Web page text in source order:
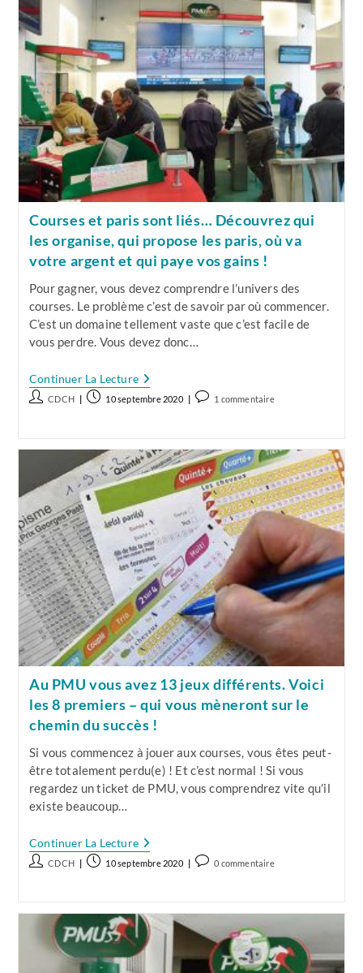
5
Grâce
Au
Seul
Pari
Qui
Annonce
Votre
Gain
Potentiel
Courses et paris sont liés… Découvrez qui
les organise, qui propose les paris, où va
votre argent et qui paye vos gains !
Pour gagner, vous devez comprendre l’univers des
courses. Le problème c’est de savoir par où commencer.
C’est un domaine tellement vaste que c’est facile de
vous perdre. Vous devez donc…
Continuer La LectureCourses
Et
Paris
Qui
Les
Organise,
Qui
Propose
Les
Paris,
Où
Va
Votre
Argent
Et
Qui
Paye
Vos
Gains
!
Auteur/autrice
publication :
CDCH
Publication
10 septembre 2020
Commentaires
publication :
1 commentaire
Au PMU vous avez 13 jeux différents. Voici
les 8 premiers – qui vous mèneront sur le
chemin du succès !
Si vous commencez à jouer aux courses, vous êtes peut-
être totalement perdu(e) ! Et c’est normal ! Si vous
regardez un ticket de PMU, vous comprendrez vite qu’il
existe beaucoup…
Continuer La LectureAu
PMU
Vous
Différents.
Voici
Les
8
Auteur/autrice
publication :
CDCH
Publication
10 septembre 2020
Commentaires
publication :
0 commentaire